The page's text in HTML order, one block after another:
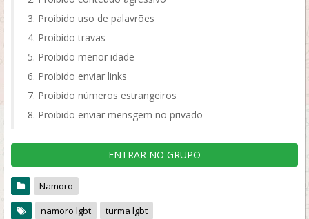
Proibido uso de palavrões
Proibido travas
Proibido menor idade
Proibido enviar links
Proibido números estrangeiros
Proibido enviar mensgem no privado
ENTRAR NO GRUPO
Namoro
namoro lgbt
turma lgbt